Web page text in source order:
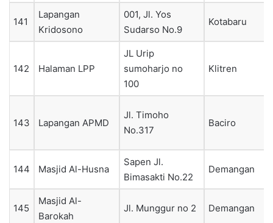
141
Lapangan
Kridosono
001, Jl. Yos
Sudarso No.9
Kotabaru
142 Halaman LPP
JL Urip
sumoharjo no
100
Klitren
143 Lapangan APMD
Jl. Timoho
No.317
Baciro
144 Masjid Al-Husna
Sapen Jl.
Bimasakti No.22
Demangan
145
Masjid Al-
Barokah
Jl. Munggur no 2 Demangan